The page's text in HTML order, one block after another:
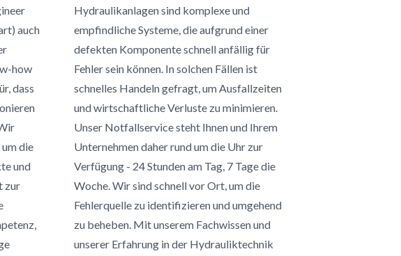
auch
how
dass
die
und
zur
Hydraulikanlagen sind komplexe und
empfindliche Systeme, die aufgrund einer
defekten Komponente schnell anfällig für
Fehler sein können. In solchen Fällen ist
schnelles Handeln gefragt, um Ausfallzeiten
und wirtschaftliche Verluste zu minimieren.
Unser Notfallservice steht Ihnen und Ihrem
Unternehmen daher rund um die Uhr zur
Verfügung - 24 Stunden am Tag, 7 Tage die
Woche. Wir sind schnell vor Ort, um die
Fehlerquelle zu identifizieren und umgehend
zu beheben. Mit unserem Fachwissen und
unserer Erfahrung in der Hydrauliktechnik